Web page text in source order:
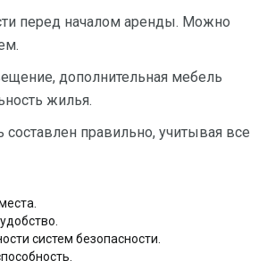
перед началом аренды. Можно
дополнительная мебель
жилья.
правильно, учитывая все
систем безопасности.